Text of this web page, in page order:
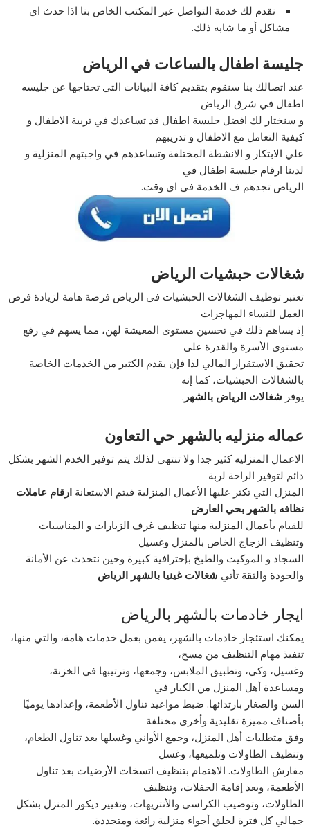
نقدم لك خدمة التواصل عبر المكتب الخاص بنا اذا حدث اي
مشاكل أو ما شابه ذلك.
جليسة اطفال بالساعات في الرياض
عند اتصالك بنا سنقوم بتقديم كافة البيانات التي تحتاجها عن جليسه
اطفال في شرق الرياض
و سنختار لك افضل جليسة اطفال قد تساعدك في تربية الاطفال و
كيفية التعامل مع الاطفال و تدريبهم
علي الابتكار و الانشطة المختلفة وتساعدهم في واجبتهم المنزلية و
لدينا ارقام جليسة اطفال في
الرياض تجدهم ف الخدمة في اي وقت.
شغالات حبشيات الرياض
تعتبر توظيف الشغالات الحبشيات في الرياض فرصة هامة لزيادة فرص
العمل للنساء المهاجرات
إذ يساهم ذلك في تحسين مستوى المعيشة لهن، مما يسهم في رفع
مستوى الأسرة والقدرة على
تحقيق الاستقرار المالي لذا فإن يقدم الكثير من الخدمات الخاصة
بالشغالات الحبشيات، كما إنه
يوفر شغالات الرياض بالشهر .
عماله منزليه بالشهر حي التعاون
الاعمال المنزليه كثير جدا ولا تنتهي لذلك يتم توفير الخدم الشهر بشكل
دائم لتوفير الراحة لربة
المنزل التي تكثر عليها الأعمال المنزلية فيتم الاستعانةارقام عاملات
نظافه بالشهر بحي العارض
للقيام بأعمال المنزلية منها تنظيف غرف الزيارات و المناسبات
وتنظيف الزجاج الخاص بالمنزل وغسيل
السجاد و الموكيت والطبخ بإحترافية كبيرة وحين نتحدث عن الأمانة
والجودة والثقة تأتي شغالات غينيا بالشهر الرياض
ايجار خادمات بالشهر بالرياض
يمكنك استئجار خادمات بالشهر، يقمن بعمل خدمات هامة، والتي منها،
تنفيذ مهام التنظيف من مسح،
وغسيل، وكي، وتطبيق الملابس، وجمعها، وترتيبها في الخزنة،
ومساعدة أهل المنزل من الكبار في
السن والصغار بارتدائها. ضبط مواعيد تناول الأطعمة، وإعدادها يوميًا
بأصناف مميزة تقليدية وأخرى مختلفة
وفق متطلبات أهل المنزل، وجمع الأواني وغسلها بعد تناول الطعام،
وتنظيف الطاولات وتلميعها، وغسل
مفارش الطاولات. الاهتمام بتنظيف اتسخات الأرضيات بعد تناول
الأطعمة، وبعد إقامة الحفلات، وتنظيف
الطاولات، وتوضيب الكراسي والأنتريهات، وتغيير ديكور المنزل بشكل
جمالي كل فترة لخلق أجواء منزلية رائعة ومتجددة.